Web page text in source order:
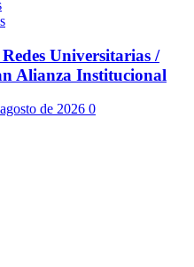
Universitarias /
Alianza Institucional
de 2026 0